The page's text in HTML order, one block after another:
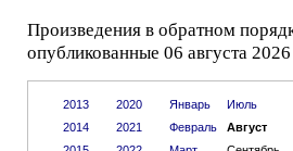
Произведения в обратном
опубликованные 06 августа
2013
2014
2020
2021
Январь
Июль
Февраль
Август